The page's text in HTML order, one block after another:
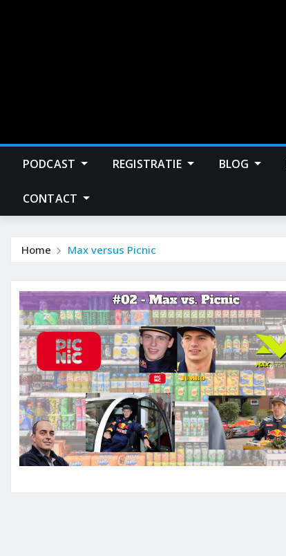
PODCAST REGISTRATIE BLOG
CONTACT
Home Max versus Picnic